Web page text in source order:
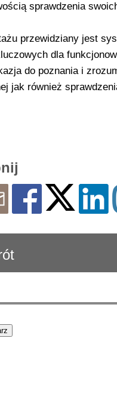
sprawdzenia
przewidziany jest
dla
do poznania i
jak również